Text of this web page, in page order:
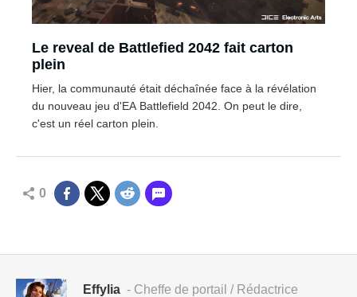
Le reveal de Battlefied 2042 fait carton
plein
Hier, la communauté était déchaînée face à la révélation
du nouveau jeu d'EA Battlefield 2042. On peut le dire,
c'est un réel carton plein.
0
Effylia - Cheffe de portail / Rédactrice